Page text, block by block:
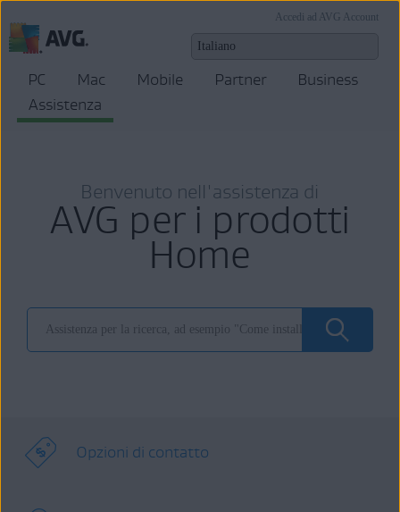
Accedi ad AVG Account
PC Mac Mobile Partner
Business
Assistenza
Benvenuto nell'assistenza di
AVG per i prodotti
Home
Opzioni di contatto